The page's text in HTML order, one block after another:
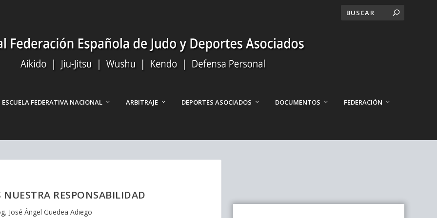
ESCUELA FEDERATIVA NACIONAL ARBITRAJE DEPORTES ASOCIADOS DOCUMENTOS FEDERACIÓN
RESPONSABILIDAD
, José Ángel Guedea Adiego